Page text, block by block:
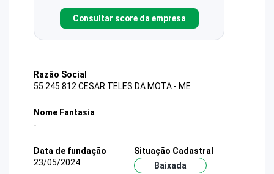
Consultar score da empresa
Razão Social
55.245.812 CESAR TELES DA MOTA - ME
Nome Fantasia
-
Data de fundação
23/05/2024
Situação Cadastral
Baixada